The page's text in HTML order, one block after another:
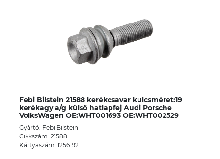
Febi Bilstein 21588 kerékcsavar kulcsméret:19
kerékagy a/g külső hatlapfej Audi Porsche
VolksWagen OE:WHT001693 OE:WHT002529
Gyártó: Febi Bilstein
Cikkszám: 21588
Kártyaszám: 1256192